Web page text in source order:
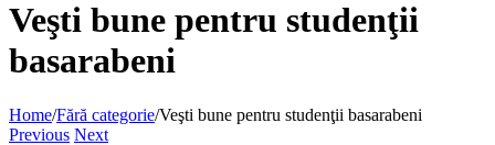
Veşti bune pentru studenţii
basarabeni
Home/Fără categorie/Veşti bune pentru studenţii basarabeni
Previous Next